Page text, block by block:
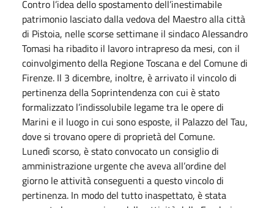
Contro l’idea dello spostamento dell’inestimabile
patrimonio lasciato dalla vedova del Maestro alla città
di Pistoia, nelle scorse settimane il sindaco Alessandro
Tomasi ha ribadito il lavoro intrapreso da mesi, con il
coinvolgimento della Regione Toscana e del Comune di
Firenze. Il 3 dicembre, inoltre, è arrivato il vincolo di
pertinenza della Soprintendenza con cui è stato
formalizzato l’indissolubile legame tra le opere di
Marini e il luogo in cui sono esposte, il Palazzo del Tau,
dove si trovano opere di proprietà del Comune.
Lunedì scorso, è stato convocato un consiglio di
amministrazione urgente che aveva all’ordine del
giorno le attività conseguenti a questo vincolo di
pertinenza. In modo del tutto inaspettato, è stata